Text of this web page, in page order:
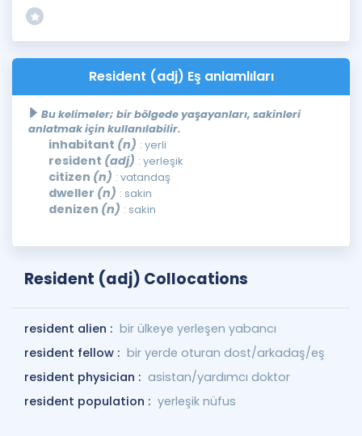
Resident (adj) Eş anlamlıları
Bu kelimeler; bir bölgede yaşayanları, sakinleri
anlatmak için kullanılabilir.
inhabitant (n) : yerli
resident (adj) : yerleşik
citizen (n) : vatandaş
dweller (n) : sakin
denizen (n) : sakin
Resident (adj) Collocations
resident alien : bir ülkeye yerleşen yabancı
resident fellow : bir yerde oturan dost/arkadaş/eş
resident physician : asistan/yardımcı doktor
resident population : yerleşik nüfus